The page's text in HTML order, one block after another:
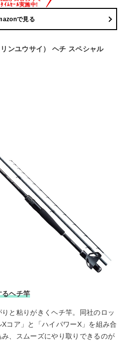
で見る
ンユウサイ） ヘチ スペシャル
るヘチ竿
と粘りがきくヘチ竿。同社のロッ
コア」と「ハイパワーX」を組み合
、スムーズにやり取りできるのが